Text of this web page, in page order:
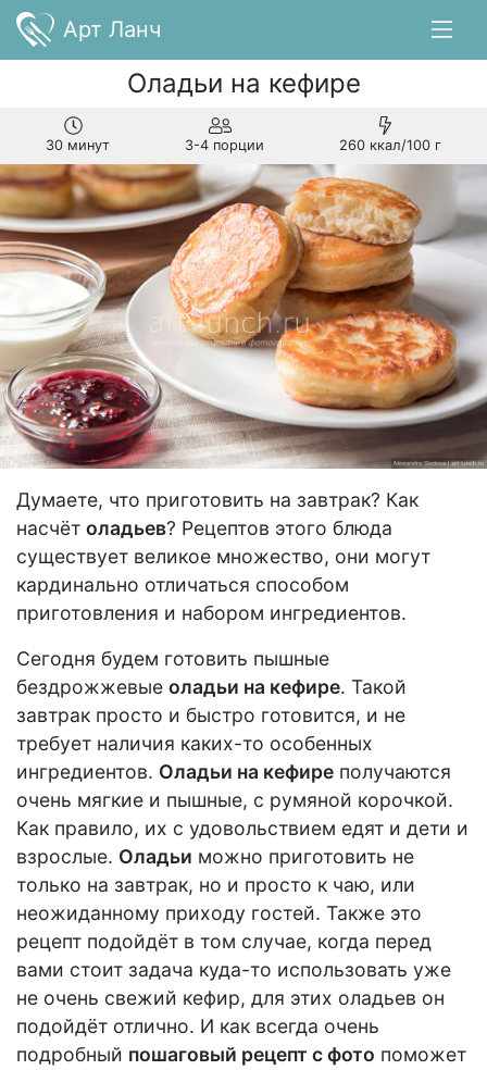
Арт Ланч
Оладьи на кефире
30 минут 3-4 порции 260 ккал/100 г
Думаете, что приготовить на завтрак? Как
насчёт оладьев? Рецептов этого блюда
существует великое множество, они могут
кардинально отличаться способом
приготовления и набором ингредиентов.
Сегодня будем готовить пышные
бездрожжевые оладьи на кефире. Такой
завтрак просто и быстро готовится, и не
требует наличия каких-то особенных
ингредиентов. Оладьи на кефире получаются
очень мягкие и пышные, с румяной корочкой.
Как правило, их с удовольствием едят и дети и
взрослые. Оладьи можно приготовить не
только на завтрак, но и просто к чаю, или
неожиданному приходу гостей. Также это
рецепт подойдёт в том случае, когда перед
вами стоит задача куда-то использовать уже
не очень свежий кефир, для этих оладьев он
подойдёт отлично. И как всегда очень
подробный пошаговый рецепт с фото поможет